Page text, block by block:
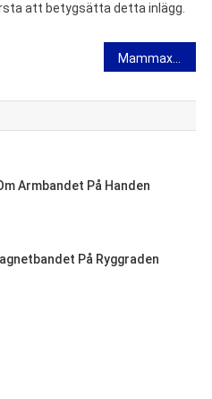
att betygsätta detta inlägg.
Armbandet På Handen
På Ryggraden